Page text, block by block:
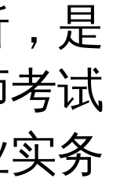
是
试
务